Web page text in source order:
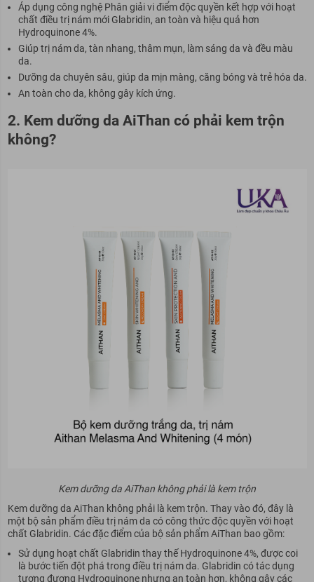
Áp dụng công nghệ Phân giải vi điểm độc quyền kết hợp với hoạt
chất điều trị nám mới Glabridin, an toàn và hiệu quả hơn
Hydroquinone 4%.
Giúp trị nám da, tàn nhang, thâm mụn, làm sáng da và đều màu
da.
Dưỡng da chuyên sâu, giúp da mịn màng, căng bóng và trẻ hóa da.
An toàn cho da, không gây kích ứng.
2. Kem dưỡng da AiThan có phải kem trộn
không?
Kem dưỡng da AiThan không phải là kem trộn
Kem dưỡng da AiThan không phải là kem trộn. Thay vào đó, đây là
một bộ sản phẩm điều trị nám da có công thức độc quyền với hoạt
chất Glabridin. Các đặc điểm của bộ sản phẩm AiThan bao gồm:
Sử dụng hoạt chất Glabridin thay thế Hydroquinone 4%, được coi
là bước tiến đột phá trong điều trị nám da. Glabridin có tác dụng
tương đương Hydroquinone nhưng an toàn hơn, không gây các